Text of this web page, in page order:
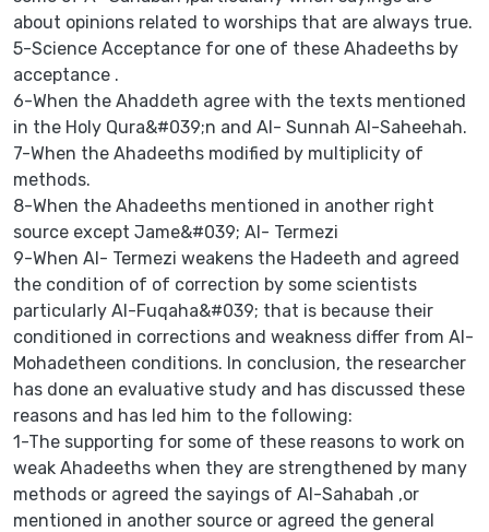
about opinions related to worships that are always true.
5-Science Acceptance for one of these Ahadeeths by
acceptance .
6-When the Ahaddeth agree with the texts mentioned
in the Holy Qura&#039;n and Al- Sunnah Al-Saheehah.
7-When the Ahadeeths modified by multiplicity of
methods.
8-When the Ahadeeths mentioned in another right
source except Jame&#039; Al- Termezi
9-When Al- Termezi weakens the Hadeeth and agreed
the condition of of correction by some scientists
particularly Al-Fuqaha&#039; that is because their
conditioned in corrections and weakness differ from Al-
Mohadetheen conditions. In conclusion, the researcher
has done an evaluative study and has discussed these
reasons and has led him to the following:
1-The supporting for some of these reasons to work on
weak Ahadeeths when they are strengthened by many
methods or agreed the sayings of Al-Sahabah ,or
mentioned in another source or agreed the general